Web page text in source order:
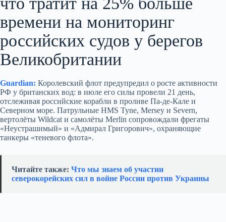
времени на мониторинг
российских судов у берегов
Великобритании
Guardian: Королевский флот предупредил о росте активности
РФ у британских вод: в июле его силы провели 21 день,
отслеживая российские корабли в проливе Па-де-Кале и
Северном море. Патрульные HMS Tyne, Mersey и Severn,
вертолёты Wildcat и самолёты Merlin сопровождали фрегаты
«Неустрашимый» и «Адмирал Григорович», охраняющие
танкеры «теневого флота».
Читайте также: Что мы знаем об участии
северокорейских сил в войне России против Украины